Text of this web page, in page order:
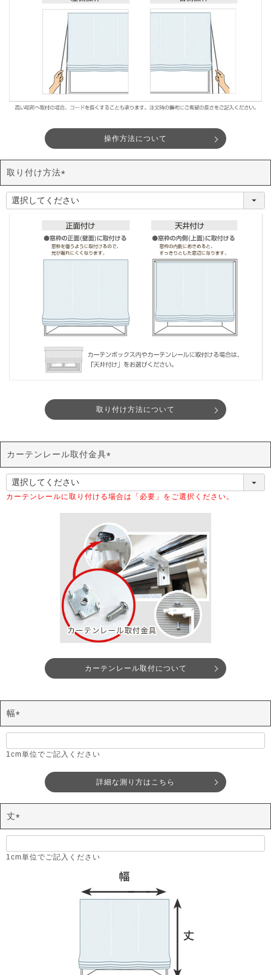
操作方法について
取り付け方法
(
必
取り付け方法について
カーテンレール取付金具
(
須
カーテンレールに取り付ける場合は「必要」をご選択ください。
カーテンレール取付について
幅
(
須
1cm単位でご記入ください
詳細な測り方はこちら
丈
(
須
1cm単位でご記入ください